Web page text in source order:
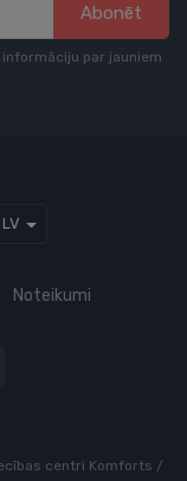
Abonēt
par jauniem
LV
Noteikumi
centri Komforts /